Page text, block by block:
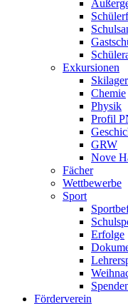
Exkursionen
Chemie
Physik
Profil
GRW
Nove
Fächer
Wettbewerbe
Sport
Erfolge
Förderverein